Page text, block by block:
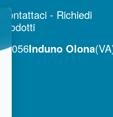
Contattaci - Richiedi
prodotti
21056Induno Olona